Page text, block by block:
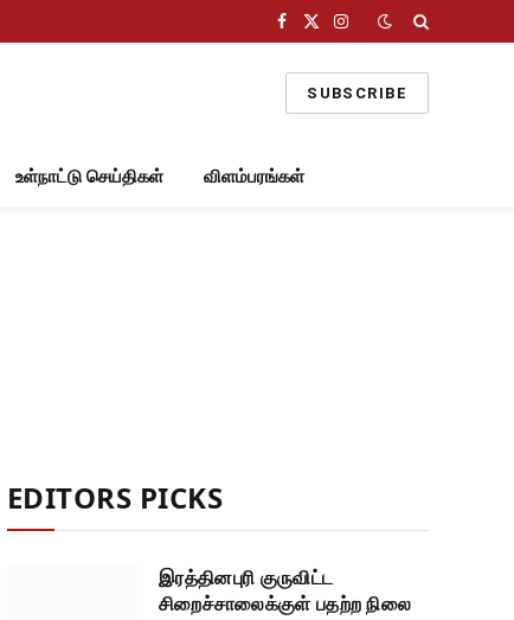
Facebook
X
Instagram
SUBSCRIBE
உள்நாட்டு செய்திகள் விளம்பரங்கள்
EDITORS PICKS
இரத்தினபுரி குருவிட்ட
சிறைச்சாலைக்குள் பதற்ற நிலை